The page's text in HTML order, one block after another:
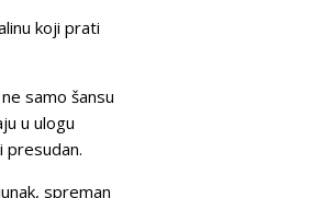
koji prati
samo šansu
u ulogu
presudan.
spreman